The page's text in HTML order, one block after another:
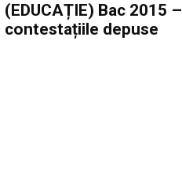
(EDUCAȚIE) Bac 2015 –
contestațiile depuse